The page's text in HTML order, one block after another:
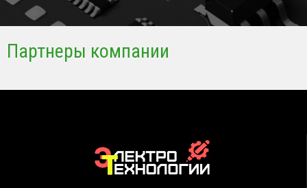
Партнеры компании